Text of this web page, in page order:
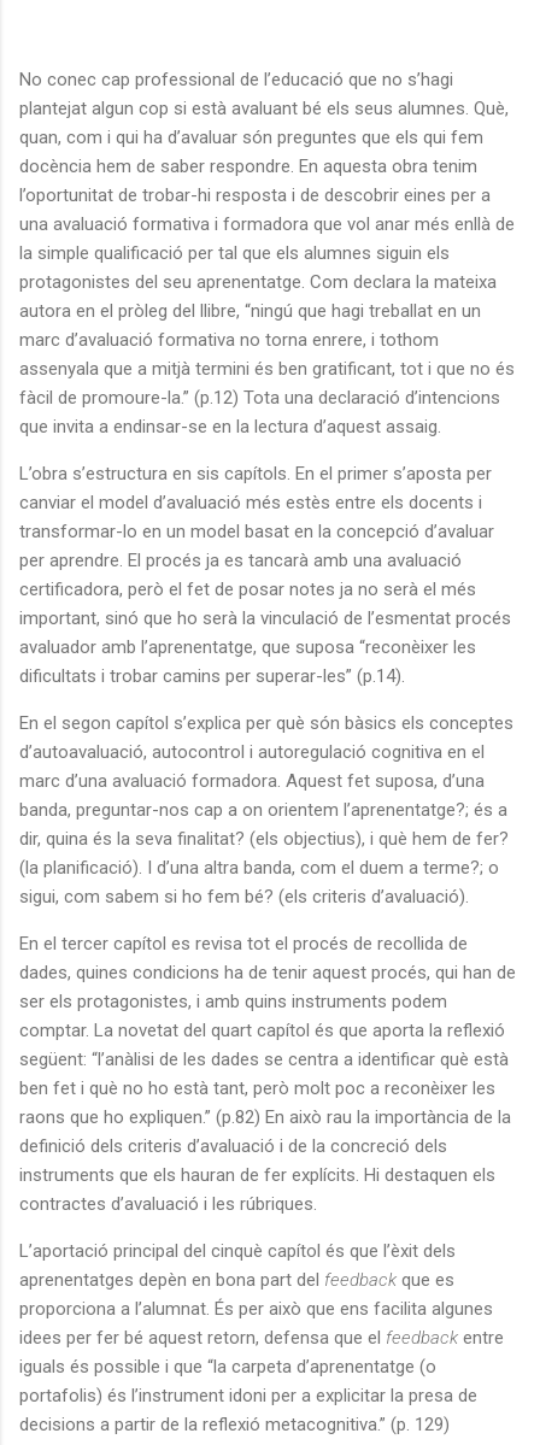
No conec cap professional de l’educació que no s’hagi
plantejat algun cop si està avaluant bé els seus alumnes. Què,
quan, com i qui ha d’avaluar són preguntes que els qui fem
docència hem de saber respondre. En aquesta obra tenim
l’oportunitat de trobar-hi resposta i de descobrir eines per a
una avaluació formativa i formadora que vol anar més enllà de
la simple qualificació per tal que els alumnes siguin els
protagonistes del seu aprenentatge. Com declara la mateixa
autora en el pròleg del llibre, “ningú que hagi treballat en un
marc d’avaluació formativa no torna enrere, i tothom
assenyala que a mitjà termini és ben gratificant, tot i que no és
fàcil de promoure-la.” (p.12) Tota una declaració d’intencions
que invita a endinsar-se en la lectura d’aquest assaig.
L’obra s’estructura en sis capítols. En el primer s’aposta per
canviar el model d’avaluació més estès entre els docents i
transformar-lo en un model basat en la concepció d’avaluar
per aprendre. El procés ja es tancarà amb una avaluació
certificadora, però el fet de posar notes ja no serà el més
important, sinó que ho serà la vinculació de l’esmentat procés
avaluador amb l’aprenentatge, que suposa “reconèixer les
dificultats i trobar camins per superar-les” (p.14).
En el segon capítol s’explica per què són bàsics els conceptes
d’autoavaluació, autocontrol i autoregulació cognitiva en el
marc d’una avaluació formadora. Aquest fet suposa, d’una
banda, preguntar-nos cap a on orientem l’aprenentatge?; és a
dir, quina és la seva finalitat? (els objectius), i què hem de fer?
(la planificació). I d’una altra banda, com el duem a terme?; o
sigui, com sabem si ho fem bé? (els criteris d’avaluació).
En el tercer capítol es revisa tot el procés de recollida de
dades, quines condicions ha de tenir aquest procés, qui han de
ser els protagonistes, i amb quins instruments podem
comptar. La novetat del quart capítol és que aporta la reflexió
següent: “l’anàlisi de les dades se centra a identificar què està
ben fet i què no ho està tant, però molt poc a reconèixer les
raons que ho expliquen.” (p.82) En això rau la importància de la
definició dels criteris d’avaluació i de la concreció dels
instruments que els hauran de fer explícits. Hi destaquen els
contractes d’avaluació i les rúbriques.
L’aportació principal del cinquè capítol és que l’èxit dels
aprenentatges depèn en bona part del feedback que es
proporciona a l’alumnat. És per això que ens facilita algunes
idees per fer bé aquest retorn, defensa que el feedback entre
iguals és possible i que “la carpeta d’aprenentatge (o
portafolis) és l’instrument idoni per a explicitar la presa de
decisions a partir de la reflexió metacognitiva.” (p. 129)